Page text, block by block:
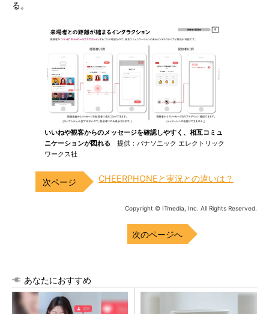
る。
いいねや観客からのメッセージを確認しやすく、相互コミュ
ニケーションが図れる 提供：パナソニック エレクトリック
ワークス社
CHEERPHONEと実況との違いは？
Copyright © ITmedia, Inc. All Rights Reserved.
次のページへ
あなたにおすすめ